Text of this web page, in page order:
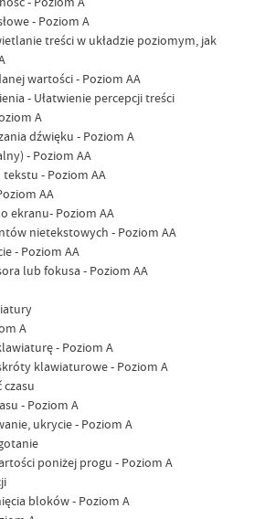
- Poziom A
treści w układzie poziomym, jak
wartości - Poziom AA
- Ułatwienie percepcji treści
A
dźwięku - Poziom A
- Poziom AA
- Poziom AA
AA
ekranu- Poziom AA
nietekstowych - Poziom AA
- Poziom AA
lub fokusa - Poziom AA
A
- Poziom A
klawiaturowe - Poziom A
czasu
- Poziom A
ukrycie - Poziom A
poniżej progu - Poziom A
bloków - Poziom A